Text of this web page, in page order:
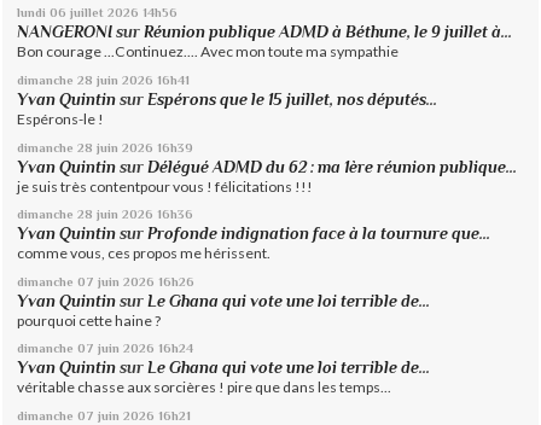
lundi 06 juillet 2026 14h56
NANGERONI surRéunion publique ADMD à Béthune, le 9 juillet à...
Bon courage ...Continuez.... Avec mon toute ma sympathie
dimanche 28 juin 2026 16h41
Yvan Quintin surEspérons que le 15 juillet, nos députés...
Espérons-le !
dimanche 28 juin 2026 16h39
Yvan Quintin surDélégué ADMD du 62 : ma 1ère réunion publique...
je suis très contentpour vous ! félicitations !!!
dimanche 28 juin 2026 16h36
Yvan Quintin surProfonde indignation face à la tournure que...
comme vous, ces propos me hérissent.
dimanche 07 juin 2026 16h26
Yvan Quintin sur Le Ghana qui vote une loi terrible de...
pourquoi cette haine ?
dimanche 07 juin 2026 16h24
Yvan Quintin surLe Ghana qui vote une loi terrible de...
véritable chasse aux sorcières ! pire que dans les temps...
dimanche 07 juin 2026 16h21